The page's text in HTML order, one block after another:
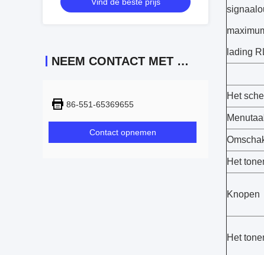
met OLED-Indicator
NEEM CONTACT MET ONS OP
86-551-65369655
Contact opnemen
lading
Het
Menutaal
Het
Knopen
Het